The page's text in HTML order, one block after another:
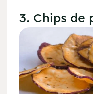
3. Chips de